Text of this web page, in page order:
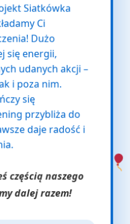
Siatkówka
Ci
Dużo
się energii,
udanych akcji –
i poza nim.
się
przybliża do
daje radość i
częścią naszego
dalej razem!